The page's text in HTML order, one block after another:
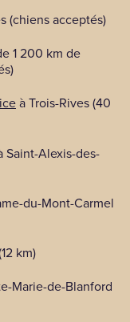
(chiens acceptés)
1 200 km de
à Trois-Rives (40
Saint-Alexis-des-
du-Mont-Carmel
km)
Marie-de-Blanford